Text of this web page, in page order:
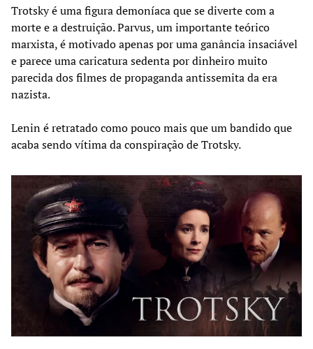
Trotsky é uma figura demoníaca que se diverte com a
morte e a destruição. Parvus, um importante teórico
marxista, é motivado apenas por uma ganância insaciável
e parece uma caricatura sedenta por dinheiro muito
parecida dos filmes de propaganda antissemita da era
nazista.
Lenin é retratado como pouco mais que um bandido que
acaba sendo vítima da conspiração de Trotsky.